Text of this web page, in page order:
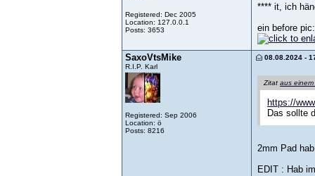
Registered: Dec 2005
Location: 127.0.0.1
Posts: 3653
**** it, ich
ein before pic:
SaxoVtsMike
R.I.P. Karl
Registered: Sep 2006
Location: ö
Posts: 8216
08.08.2024 -
Zitat aus einem
https://
Das sollte
2mm Pad
EDIT : Hab